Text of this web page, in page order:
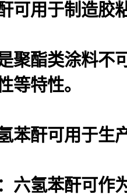
可用于制造胶
聚酯类涂料不
等特性。
苯酐可用于生
六氢苯酐可作